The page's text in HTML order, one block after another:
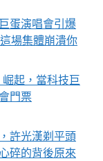
蛋演唱會引爆
場集體崩潰你
起，當科技巨
門票
許光漢剃平頭
碎的背後原來